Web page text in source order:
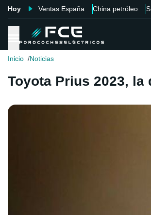
Hoy Ventas España China petróleo
Inicio Noticias
Toyota Prius 2023,